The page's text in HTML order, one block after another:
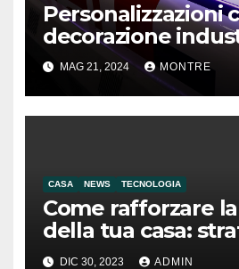
Personalizzazioni
decorazione
applicazioni e
tecnologiche
MAG 21, 2024 MONTRE
CASA NEWS TECNOLOGIA
Come rafforzare
della tua casa:
suggerimenti
DIC 30, 2023 ADMIN